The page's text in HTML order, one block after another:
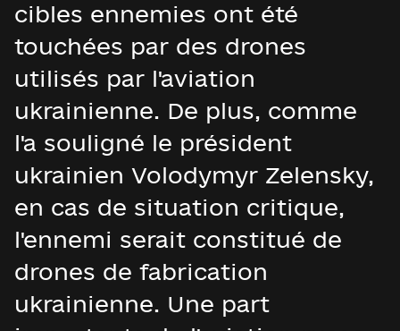
cibles ennemies ont été
touchées par des drones
utilisés par l'aviation
ukrainienne. De plus, comme
l'a souligné le président
ukrainien Volodymyr Zelensky,
en cas de situation critique,
l'ennemi serait constitué de
drones de fabrication
ukrainienne. Une part